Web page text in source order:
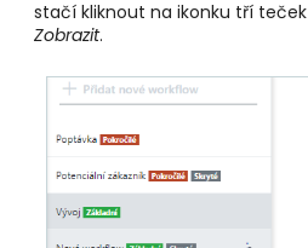
stačí kliknout na ikonku tří
Zobrazit.